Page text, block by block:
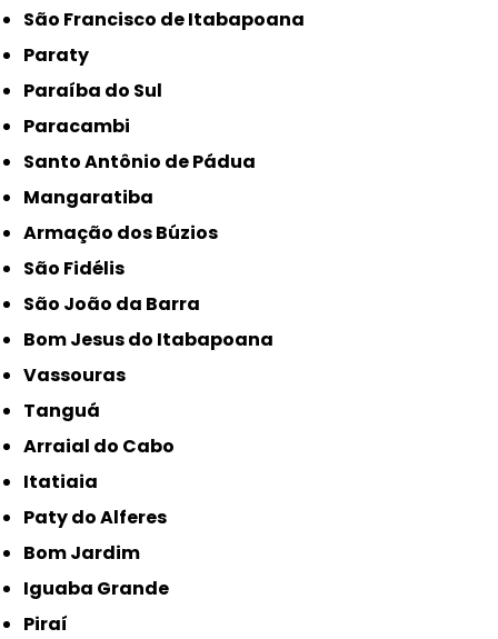
São Francisco de Itabapoana
Paraty
Paraíba do Sul
Paracambi
Santo Antônio de Pádua
Mangaratiba
Armação dos Búzios
São Fidélis
São João da Barra
Bom Jesus do Itabapoana
Vassouras
Tanguá
Arraial do Cabo
Itatiaia
Paty do Alferes
Bom Jardim
Iguaba Grande
Piraí